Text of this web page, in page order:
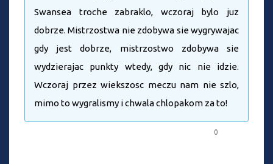
Swansea troche zabraklo, wczoraj bylo juz
dobrze. Mistrzostwa nie zdobywa sie wygrywajac
gdy jest dobrze, mistrzostwo zdobywa sie
wydzierajac punkty wtedy, gdy nic nie idzie.
Wczoraj przez wiekszosc meczu nam nie szlo,
mimo to wygralismy i chwala chlopakom za to!
0